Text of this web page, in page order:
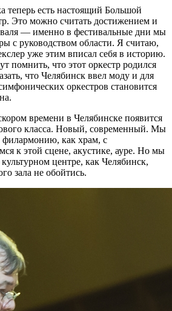
теперь есть настоящий Большой
Это можно считать достижением и
— именно в фестивальные дни мы
с руководством области. Я считаю,
уже этим вписал себя в историю.
помнить, что этот оркестр родился
что Челябинск ввел моду и для
оркестров становится
времени в Челябинске появится
класса. Новый, современный. Мы
как храм, с
к этой сцене, акустике, ауре. Но мы
центре, как Челябинск,
зала не обойтись.